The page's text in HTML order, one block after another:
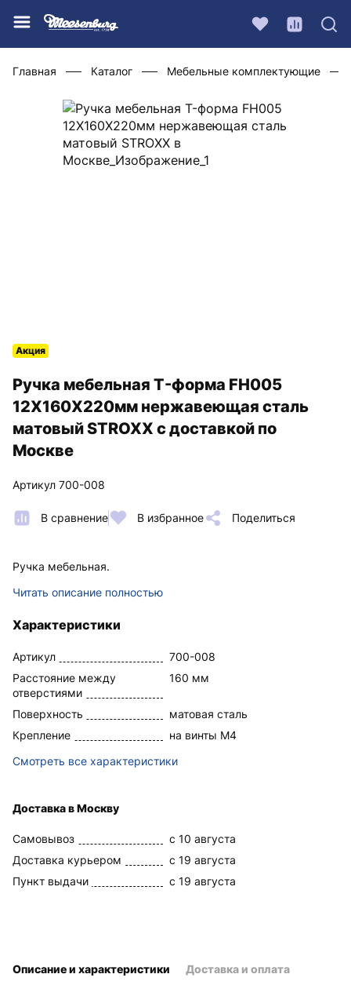
Главная Каталог Мебельные комплектующие
Ручка мебельная T-форма FH005
12X160X220мм нержавеющая сталь
матовый STROXX с доставкой по
Москве
Артикул 700-008
В сравнение В избранное Поделиться
Акция
Ручка мебельная.
Читать описание полностью
Характеристики
Артикул
700-008
Расстояние между
отверстиями
160 мм
Поверхность
матовая сталь
Крепление
на винты М4
Смотреть все характеристики
Доставка в Москву
Самовывоз
c 10 августа
Доставка курьером
c 19 августа
Пункт выдачи
c 19 августа
Описание и характеристики Доставка и оплата